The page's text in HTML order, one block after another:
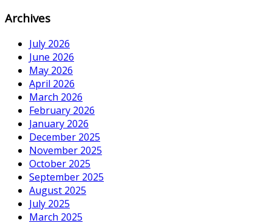
Archives
July 2026
June 2026
May 2026
April 2026
March 2026
February 2026
January 2026
December 2025
November 2025
October 2025
September 2025
August 2025
July 2025
March 2025